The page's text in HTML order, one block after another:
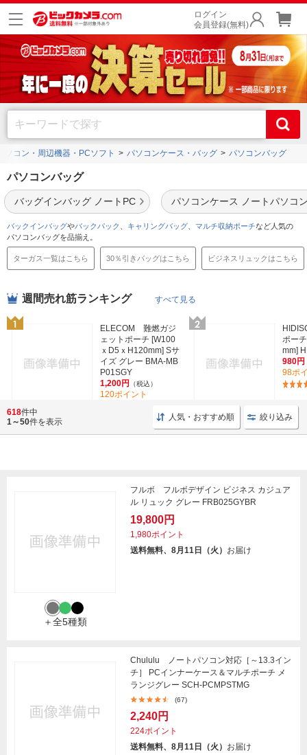
ログイン
会員登録(無料)
ソコン・周辺機器・PCソフト パソコンケース・バッグ パソコンバッグ
パソコンバッグ
バッグインバッグ ノートPC パソコンケース ノートパソコ
バックインバッグやバックパック キャリングバッグ マルチ収納ポーチなど人気の
パソコンバッグを品揃え。
ターガス一覧はこちら 30％引きバッグはこちら ビジネスリュックはこちら
週間売れ筋ランキング すべて見る
ELECOM 難燃ガジ
ェットポーチ [W100
ｘD5ｘH120mm] Sサ
イズ グレー BMA-MB
P01SGY
1,200円
（税込）
120ポイント
ポー
mm]
980円
98ポ
618件中
1～50件を表示 人気・おすすめ順 絞り込み
＋全5種類
フルボ フルボデザイン ビジネス カジュア
ル リュック グレー FRB025GYBR
19,800円
1,980ポイント
送料無料、8月11日（火） お届け
Chululu ノートパソコン対応［～13.3イン
チ］ PCインナーケース＆マルチポーチ メ
ランジグレー SCH-PCMPSTMG
(67)
2,240円
224ポイント
送料無料、8月11日（火） お届け